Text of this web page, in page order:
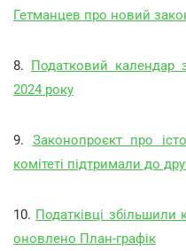
Гетманцев про новий
8. Податковий календар
2024 року
9. Законопроєкт про
комітеті підтримали до
10. Податківці збільшили
оновлено План-графік